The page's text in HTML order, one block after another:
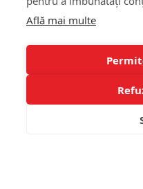
captcha validation
below
Am citit si sunt de acord
Află mai multe